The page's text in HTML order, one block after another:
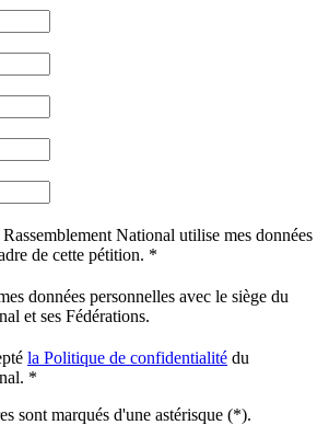
National utilise mes données
de cette pétition. *
données personnelles avec le siège du
et ses Fédérations.
la Politique de confidentialité du
*
sont marqués d'une astérisque (*).